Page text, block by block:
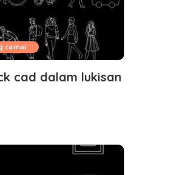
ramai
cad dalam lukisan